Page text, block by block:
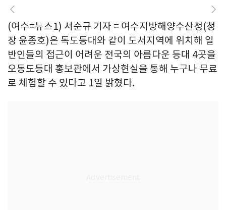
(여수=뉴스1) 서순규 기자 = 여수지방해양수산청(청
장 윤종호)은 독도등대와 같이 도서지역에 위치해 일
반인들의 접근이 어려운 전국의 아름다운 등대 4곳을
오동도등대 홍보관에서 가상현실을 통해 누구나 무료
로 체험할 수 있다고 1일 밝혔다.